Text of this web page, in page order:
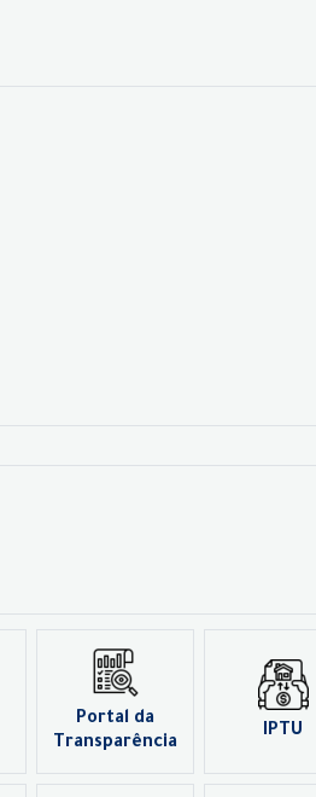
Portal da
Transparência
IPTU